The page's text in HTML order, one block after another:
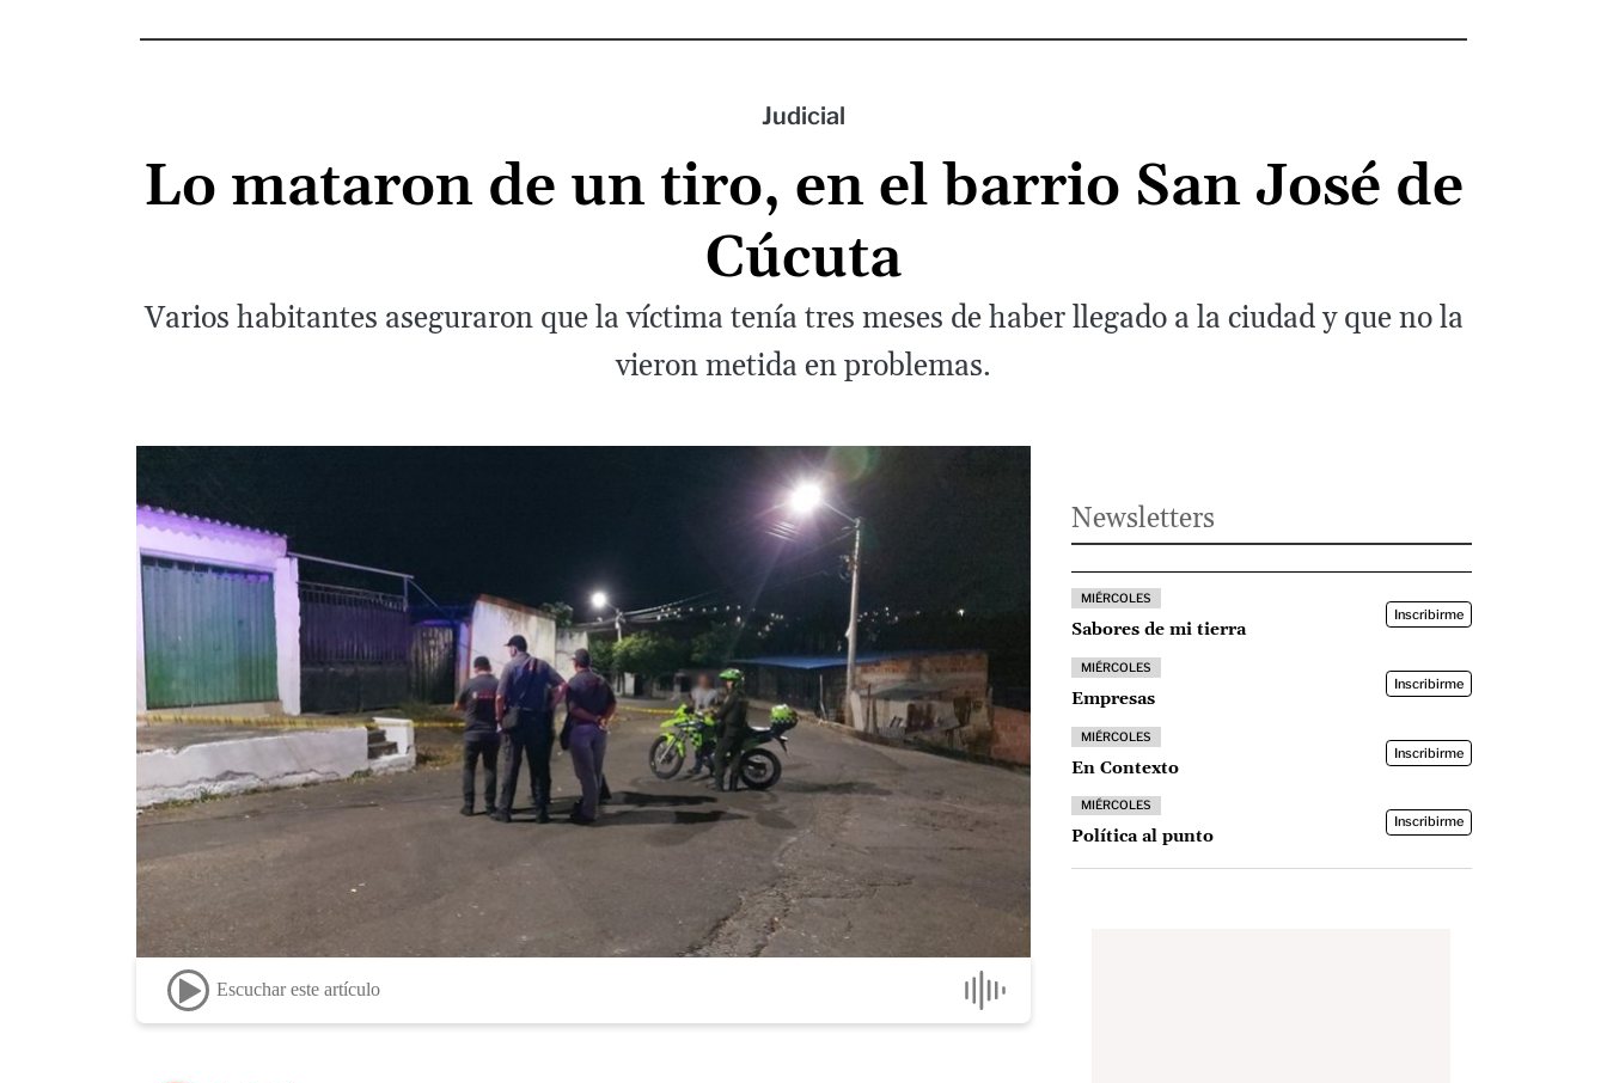
Judicial
Lo mataron de un tiro, en el barrio San José de
Cúcuta
Varios habitantes aseguraron que la víctima tenía tres meses de haber llegado a la ciudad y que no la
vieron metida en problemas.
Escuchar este artículo
Newsletters
MIÉRCOLES
Sabores de mi tierra
Inscribirme
MIÉRCOLES
Empresas
Inscribirme
MIÉRCOLES
En Contexto
Inscribirme
MIÉRCOLES
Política al punto
Inscribirme